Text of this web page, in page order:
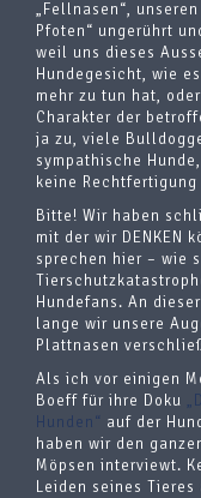
„Fellnasen“,
Pfoten“ ungerührt
weil uns dieses
Hundegesicht, wie
mehr zu tun hat,
Charakter der
ja zu, viele
sympathische
keine
Bitte! Wir haben
mit der wir DENKEN
sprechen hier – wie
Hundefans. An
lange wir unsere
Plattnasen
Als ich vor einigen
Boeff für ihre Doku
Hunden“ auf der
haben wir den
Möpsen interviewt.
Leiden seines